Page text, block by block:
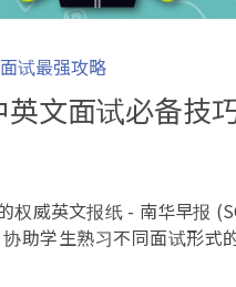
试最强攻略
英文面试必备技
权威英文报纸 - 南华早报
助学生熟习不同面试形式